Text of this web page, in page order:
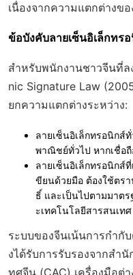
เนื่องจากความแตกต่างข
ข้อบังคับลายเซ็นอิเล็กทร
สำหรับพนักงานชาวจีนที่
nic Signature Law
ยกความแตกต่างระหว่าง:
ลายเซ็นอิเล็กทรอนิกส์ทั่
พาณิชย์ทั่วไป หากเชื่อ
ลายเซ็นอิเล็กทรอนิกส์ที่
ขียนด้วยมือ ต้องใช้ตร
ธิ์ และเป็นไปตามมาต
ะเทคโนโลยีสารสนเท
ระบบของจีนเน้นการกำกั
งได้รับการรับรองจากสำนั
ทศจีน (CAC) เครื่องมือต่